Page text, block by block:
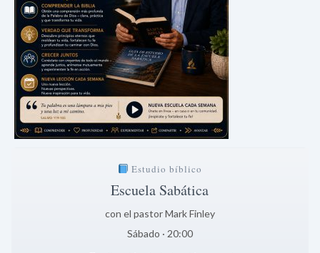
Estudio bíblico
Escuela Sabática
con el pastor Mark Finley
Sábado · 20:00